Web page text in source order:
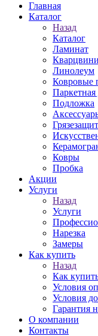
Главная
Каталог
Назад
Каталог
Ламинат
Линолеум
Ковровые
Паркетная
Подложка
Ковры
Пробка
Акции
Услуги
Назад
Услуги
Нарезка
Замеры
Как купить
Назад
Как
Условия
Условия
Гарантия
О компании
Контакты